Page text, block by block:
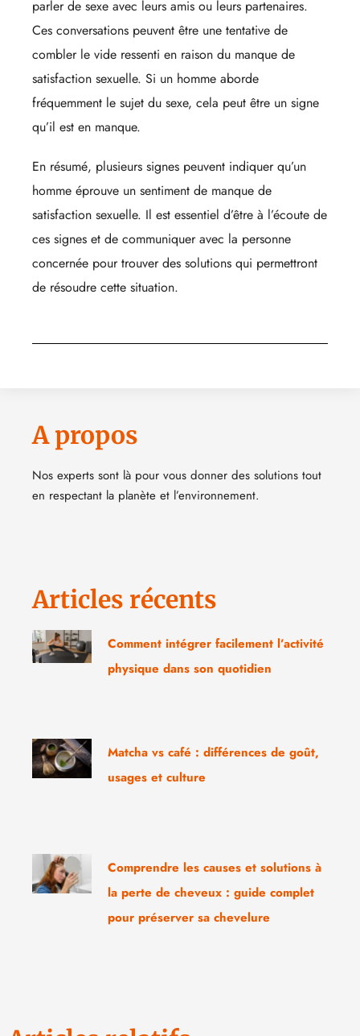
parler de sexe avec leurs amis ou leurs partenaires.
Ces conversations peuvent être une tentative de
combler le vide ressenti en raison du manque de
satisfaction sexuelle. Si un homme aborde
fréquemment le sujet du sexe, cela peut être un signe
qu’il est en manque.
En résumé, plusieurs signes peuvent indiquer qu’un
homme éprouve un sentiment de manque de
satisfaction sexuelle. Il est essentiel d’être à l’écoute de
ces signes et de communiquer avec la personne
concernée pour trouver des solutions qui permettront
de résoudre cette situation.
A propos
Nos experts sont là pour vous donner des solutions tout
en respectant la planète et l’environnement.
Articles récents
Comment intégrer facilement l’activité
physique dans son quotidien
Matcha vs café : différences de goût,
usages et culture
Comprendre les causes et solutions à
la perte de cheveux : guide complet
pour préserver sa chevelure